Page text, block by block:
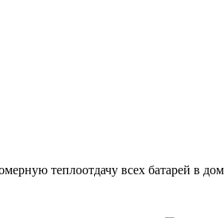
теплоотдачу всех батарей в